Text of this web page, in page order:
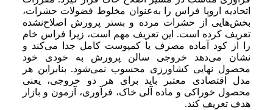
اتحادیه اروپا فراس را به‌عنوان مخلوط فضولات حشرات،
بخش‌هایی از حشرات مرده و بستر پرورش اصلاح‌نشده
تعریف کرده است. این تعریف مهم است، زیرا فراس خام
را از کود آماده مصرف یا کمپوست کامل جدا می‌کند و
نشان می‌دهد خروجی سالن پرورش به خودی خود
محصول نهایی کشاورزی محسوب نمی‌شود. بنابراین هر
مدل اقتصادی معتبر باید برای هر دو خروجی، یعنی
محصول خوراکی و ماده آلی خاک، فرآوری، آزمون و بازار
هدف تعریف کند.